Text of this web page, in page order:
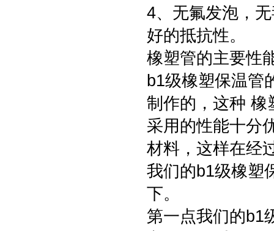
4、无氟发泡，
好的抵抗性。
橡塑管的主要性
b1级橡塑保温管
制作的，这种 橡
采用的性能十分
材料，这样在经
我们的b1级橡塑
下。
第一点我们的b1